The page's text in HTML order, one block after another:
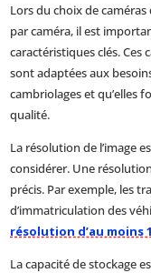
Lors du choix de
par caméra, il est
caractéristiques clés.
sont adaptées aux
cambriolages et qu’elles
qualité.
La résolution de l’image
considérer. Une
précis. Par exemple, les
d’immatriculation des
résolution d’au moins
La capacité de stockage